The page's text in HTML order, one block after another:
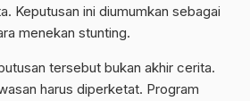
Keputusan ini diumumkan sebagai
menekan stunting.
tersebut bukan akhir cerita.
harus diperketat. Program